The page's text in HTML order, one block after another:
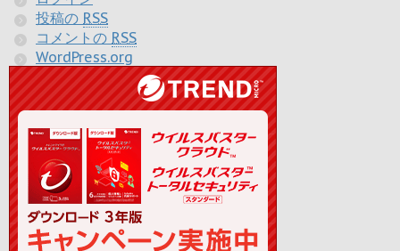
投稿の RSS
コメントの RSS
WordPress.org